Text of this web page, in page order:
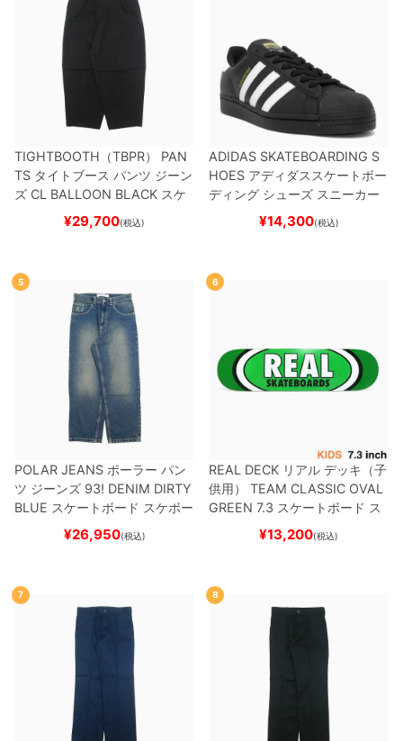
TIGHTBOOTH（TBPR） PAN
TS タイトブース パンツ ジーン
ズ CL BALLOON BLACK スケ
ートボード スケボー
¥29,700(税込)
ADIDAS SKATEBOARDING S
HOES アディダススケートボー
ディング シューズ スニーカー
スーパースター SUPERSTAR A
BLACK/WHITE/WHITE
ー
¥14,300(税込)
5
POLAR JEANS ポーラー パン
ツ ジーンズ 93! DENIM DIRTY
BLUE スケートボード スケボー
¥26,950(税込)
6
REAL DECK リアル デッキ（子
供用）
TEAM CLASSIC OVAL
GREEN 7.3 スケートボード ス
¥13,200(税込)
7 8